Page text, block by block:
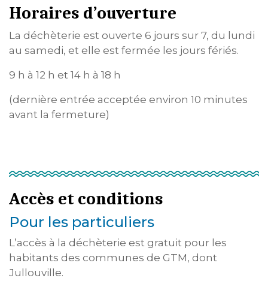
Horaires d’ouverture
La déchèterie est ouverte 6 jours sur 7, du lundi
au samedi, et elle est fermée les jours fériés.
9 h à 12 h et 14 h à 18 h
(dernière entrée acceptée environ 10 minutes
avant la fermeture)
Accès et conditions
Pour les particuliers
L’accès à la déchèterie est gratuit pour les
habitants des communes de GTM, dont
Jullouville.